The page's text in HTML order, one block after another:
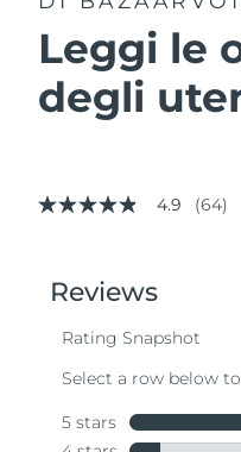
Leggi le
degli
4.9
stars,
average
value.
Same
page
4.9 (64)